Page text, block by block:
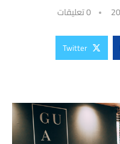
0 تعليقات
Twitter